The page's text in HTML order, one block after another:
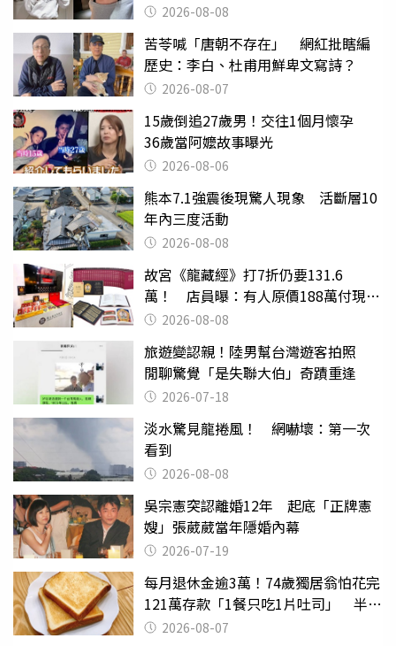
2026-08-08
苦苓喊「唐朝不存在」 網紅批瞎編
歷史：李白、杜甫用鮮卑文寫詩？
2026-08-07
15歲倒追27歲男！交往1個月懷孕
36歲當阿嬤故事曝光
2026-08-06
熊本7.1強震後現驚人現象 活斷層10
年內三度活動
2026-08-08
故宮《龍藏經》打7折仍要131.6
萬！ 店員曝：有人原價188萬付現購
買 2026-08-08
旅遊變認親！陸男幫台灣遊客拍照
閒聊驚覺「是失聯大伯」奇蹟重逢
2026-07-18
淡水驚見龍捲風！ 網嚇壞：第一次
看到
2026-08-08
吳宗憲突認離婚12年 起底「正牌憲
嫂」張葳葳當年隱婚內幕
2026-07-19
每月退休金逾3萬！74歲獨居翁怕花完
121萬存款「1餐只吃1片吐司」 半年
後暴瘦嚇壞女兒
2026-08-07